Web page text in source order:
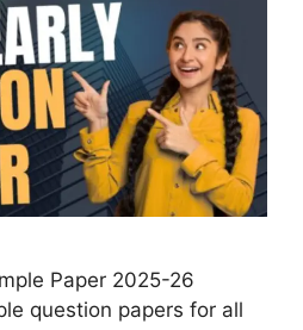
Paper 2025-26
question papers for all